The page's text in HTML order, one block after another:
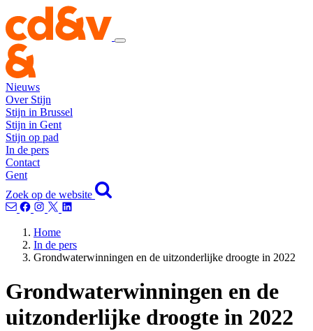
Nieuws
Over Stijn
Stijn in Brussel
Stijn in Gent
Stijn op pad
In de pers
Contact
Gent
Zoek op de website
Home
In de pers
Grondwaterwinningen en de uitzonderlijke droogte in 2022
Grondwaterwinningen en de
uitzonderlijke droogte in 2022